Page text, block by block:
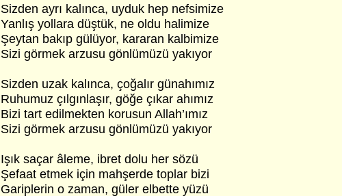
Sizden ayrı kalınca, uyduk hep nefsimize
Yanlış yollara düştük, ne oldu halimize
Şeytan bakıp gülüyor, kararan kalbimize
Sizi görmek arzusu gönlümüzü yakıyor
Sizden uzak kalınca, çoğalır günahımız
Ruhumuz çılgınlaşır, göğe çıkar ahımız
Bizi tart edilmekten korusun Allah’ımız
Sizi görmek arzusu gönlümüzü yakıyor
Işık saçar âleme, ibret dolu her sözü
Şefaat etmek için mahşerde toplar bizi
Gariplerin o zaman, güler elbette yüzü